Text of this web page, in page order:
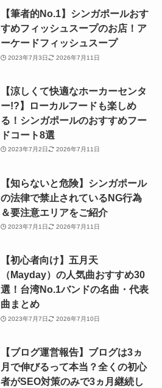
【筆者的No.1】シンガポールおす
すめフィッシュスープのお店！ア
ーケードフィッシュスープ
2023年7月3日 2026年7月11日
【涼しくて快適なホーカーセンタ
ー!?】ローカルフードも楽しめ
る！シンガポールのおすすめフー
ドコート8選
2023年7月2日 2026年7月11日
【知らないと危険】シンガポール
の法律で禁止されているNG行為
＆要注意エリアをご紹介
2023年7月1日 2026年7月11日
【初心者向け】五月天
（Mayday）の人気曲おすすめ30
選！台湾No.1バンドの名曲・代表
曲まとめ
2023年7月7日 2026年7月10日
【ブログ運営報告】ブログは3ヵ
月で伸びるって本当？全くの初心
者がSEO対策のみで3ヵ月継続し